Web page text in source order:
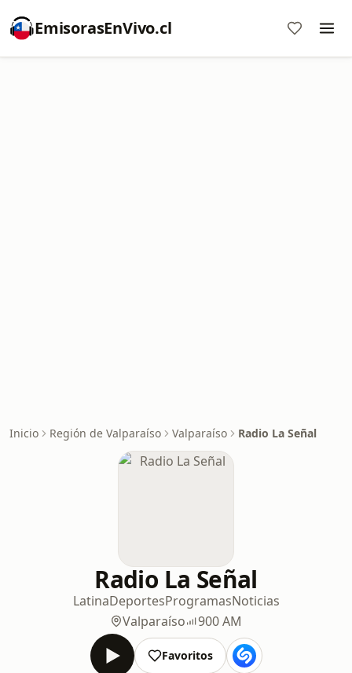
EmisorasEnVivo.cl
Inicio Región de Valparaíso Valparaíso Radio La Señal
Radio La Señal
LatinaDeportesProgramasNoticias
Valparaíso
900 AM
Favoritos